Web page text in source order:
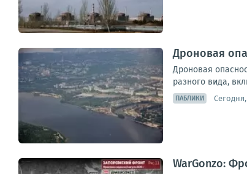
Дроновая
Дроновая
разного вида,
ПАБЛИКИ Сегодня,
WarGonzo: